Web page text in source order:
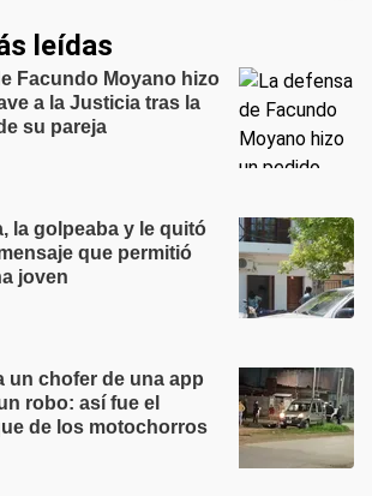
leídas
Facundo Moyano hizo
a la Justicia tras la
su pareja
la golpeaba y le quitó
que permitió
joven
un chofer de una app
robo: así fue el
de los motochorros